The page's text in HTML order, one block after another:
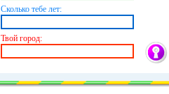
Сколько тебе лет:
Твой город: